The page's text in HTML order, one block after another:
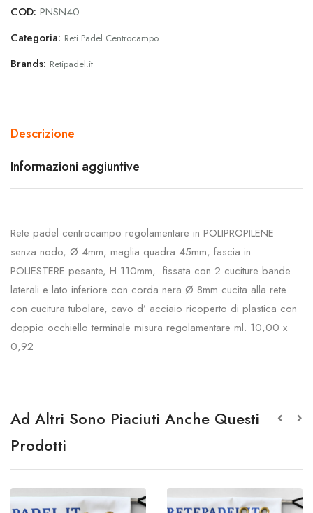
COD: PNSN40
Categoria: Reti Padel Centrocampo
Brands: Retipadel.it
Descrizione
Informazioni aggiuntive
Rete padel centrocampo regolamentare in POLIPROPILENE
senza nodo, Ø 4mm, maglia quadra 45mm, fascia in
POLIESTERE pesante, H 110mm, fissata con 2 cuciture bande
laterali e lato inferiore con corda nera Ø 8mm cucita alla rete
con cucitura tubolare, cavo d’ acciaio ricoperto di plastica con
doppio occhiello terminale misura regolamentare ml. 10,00 x
0,92
Ad Altri Sono Piaciuti Anche Questi
Prodotti